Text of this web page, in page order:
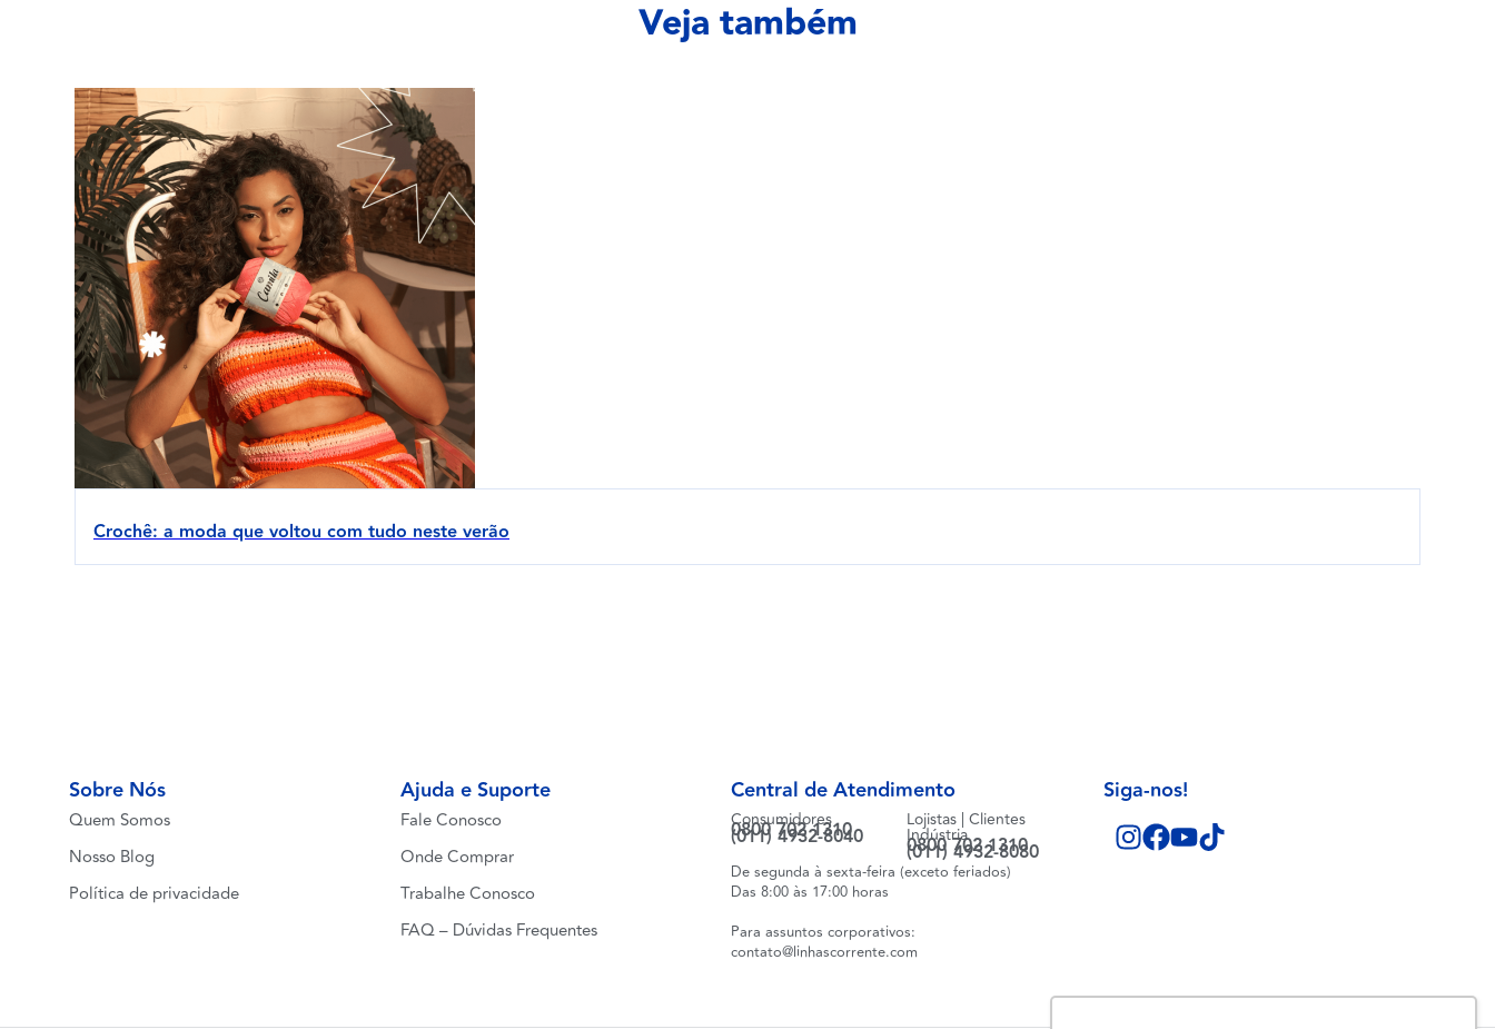
Veja também
Crochê: a moda que voltou com tudo neste verão
Sobre Nós
Quem Somos
Nosso Blog
Política de privacidade
Ajuda e Suporte
Fale Conosco
Onde Comprar
Trabalhe Conosco
FAQ – Dúvidas Frequentes
Central de Atendimento
Consumidores
0800 702 1310
(011) 4932-8040
Lojistas | Clientes
Indústria
0800 702 1310
(011) 4932-8080
De segunda à sexta-feira (exceto feriados)
Das 8:00 às 17:00 horas
Para assuntos corporativos:
contato@linhascorrente.com
Siga-nos!